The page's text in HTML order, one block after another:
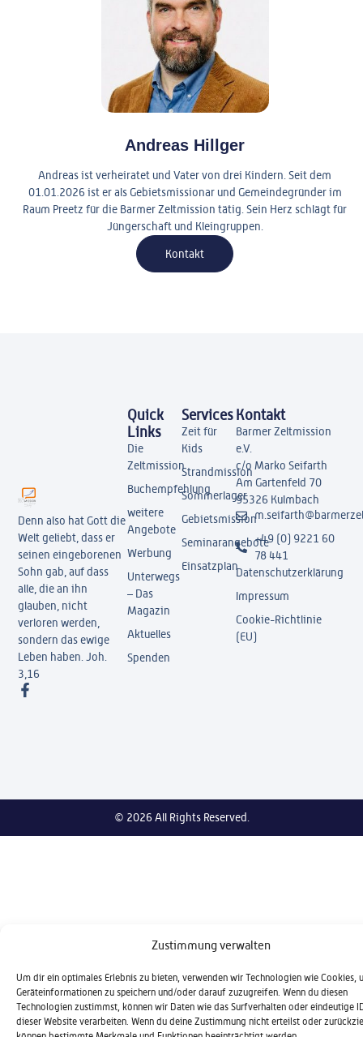
Zustimmung verwalten
Um dir ein optimales Erlebnis zu bieten, verwenden wir Technologien wie Cookies,
Geräteinformationen zu speichern und/oder darauf zuzugreifen. Wenn du diesen
Technologien zustimmst, können wir Daten wie das Surfverhalten oder eindeutige
dieser Website verarbeiten. Wenn du deine Zustimmung nicht erteilst oder
Kontakt
Andreas Hillger
Andreas ist verheiratet und Vater von drei Kindern. Seit dem
01.01.2026 ist er als Gebietsmissionar und Gemeindegründer im
Raum Preetz für die Barmer Zeltmission tätig. Sein Herz schlägt für
Jüngerschaft und Kleingruppen.
Denn also hat Gott die
Welt geliebt, dass er
seinen eingeborenen
Sohn gab, auf dass
alle, die an ihn
glauben, nicht
verloren werden,
sondern das ewige
Leben haben. Joh.
3,16
Services
Zeit für
Kids
Strandmission
Sommerlager
Gebietsmission
Seminarangebote
Einsatzplan
Quick
Links
Die
Zeltmission
Buchempfehlung
weitere
Angebote
Werbung
Unterwegs
– Das
Magazin
Aktuelles
Spenden
Kontakt
Barmer Zeltmission
e.V.
c/o Marko Seifarth
Am Gartenfeld 70
95326 Kulmbach
+49 (0) 9221 60
78 441
Datenschutzerklärung
Impressum
Cookie-Richtlinie
(EU)
© 2026 All Rights Reserved.